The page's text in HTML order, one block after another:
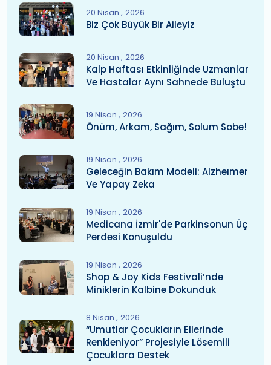
20 Nisan 2026
Biz Çok Büyük Bir Aileyiz
20 Nisan 2026
Kalp Haftası Etkinliğinde Uzmanlar
Ve Hastalar Aynı Sahnede Buluştu
19 Nisan 2026
Önüm, Arkam, Sağım, Solum Sobe!
19 Nisan 2026
Geleceğin Bakım Modeli: Alzheımer
Ve Yapay Zeka
19 Nisan 2026
Medicana İzmir'de Parkinsonun Üç
Perdesi Konuşuldu
19 Nisan 2026
Shop & Joy Kids Festivali’nde
Miniklerin Kalbine Dokunduk
8 Nisan 2026
“Umutlar Çocukların Ellerinde
Renkleniyor” Projesiyle Lösemili
Çocuklara Destek